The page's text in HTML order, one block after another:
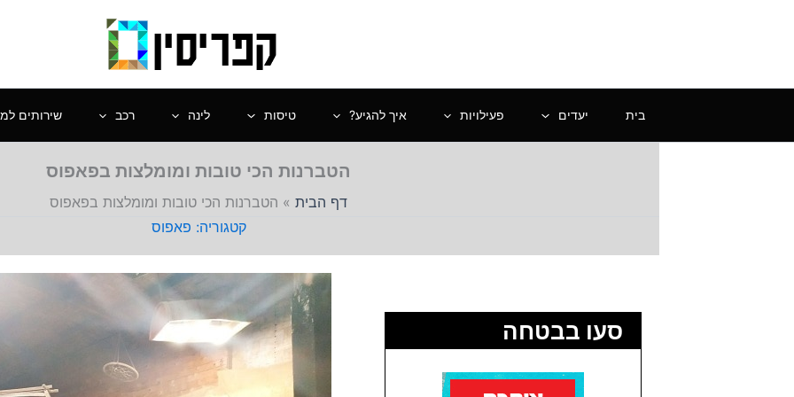
בית יעדים פעילויות איך להגיע? טיסות לינה רכב שירותים
הטברנות הכי טובות ומומלצות בפאפוס
דף הבית » הטברנות הכי טובות ומומלצות בפאפוס
פאפוס
סעו בבטחה